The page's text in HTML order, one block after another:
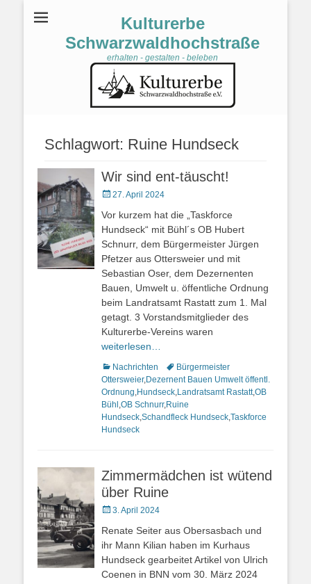
Kulturerbe
Schwarzwaldhochstraße
erhalten - gestalten - beleben
Schlagwort: Ruine Hundseck
Wir sind ent-täuscht!
Veröffentlicht
27. April 2024
Vor kurzem hat die „Taskforce
Hundseck“ mit Bühl´s OB Hubert
Schnurr, dem Bürgermeister Jürgen
Pfetzer aus Ottersweier und mit
Sebastian Oser, dem Dezernenten
Bauen, Umwelt u. öffentliche Ordnung
beim Landratsamt Rastatt zum 1. Mal
getagt. 3 Vorstandsmitglieder des
Kulturerbe-Vereins waren
weiterlesen…
Kategorien
Nachrichten Schlagworte
Bürgermeister
Ottersweier,Dezernent Bauen Umwelt öffentl.
Ordnung,Hundseck,Landratsamt Rastatt,OB
Bühl ,OB Schnurr,Ruine
Hundseck,Schandfleck Hundseck,Taskforce
Hundseck
Zimmermädchen ist wütend
über Ruine
Veröffentlicht
3. April 2024
Renate Seiter aus Obersasbach und
ihr Mann Kilian haben im Kurhaus
Hundseck gearbeitet Artikel von Ulrich
Coenen in BNN vom 30. März 2024